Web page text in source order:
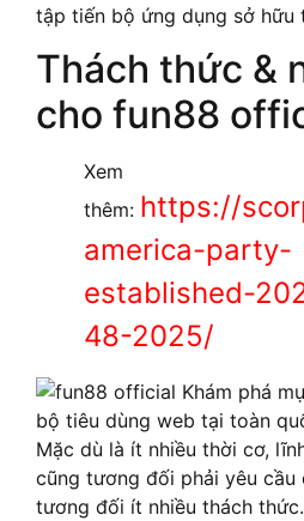
tập tiến bộ ứng dụng sở hữu
Thách thức &
cho fun88
Xem
thêm: https://
america-party-
established-
48-2025/
Mặc dù là ít nhiều thời cơ,
cũng tương đối phải yêu cầu
tương đối ít nhiều thách